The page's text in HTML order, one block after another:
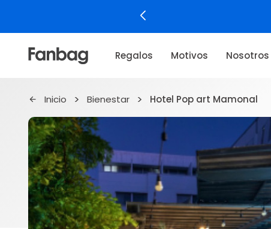
Regalos Motivos Nosotros
Inicio Bienestar Hotel Pop art Mamonal